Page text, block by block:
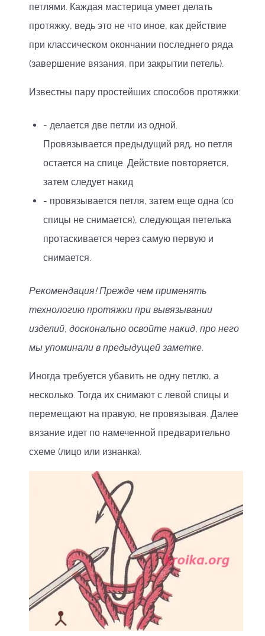
петлями. Каждая мастерица умеет делать
протяжку, ведь это не что иное, как действие
при классическом окончании последнего ряда
(завершение вязания, при закрытии петель).
Известны пару простейших способов протяжки:
- делается две петли из одной.
Провязывается предыдущий ряд, но петля
остается на спице. Действие повторяется,
затем следует накид
- провязывается петля, затем еще одна (со
спицы не снимается), следующая петелька
протаскивается через самую первую и
снимается.
Рекомендация! Прежде чем применять
технологию протяжки при вывязывании
изделий, досконально освойте накид, про него
мы упоминали в предыдущей заметке.
Иногда требуется убавить не одну петлю, а
несколько. Тогда их снимают с левой спицы и
перемещают на правую, не провязывая. Далее
вязание идет по намеченной предварительно
схеме (лицо или изнанка).